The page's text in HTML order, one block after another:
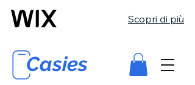
Scopri di più